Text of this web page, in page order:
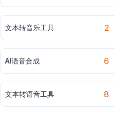
文本转音乐工具 2
AI语音合成 6
文本转语音工具 8